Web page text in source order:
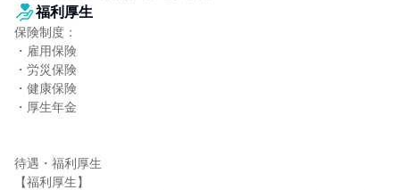
福利厚生
保険制度：
・雇用保険
・労災保険
・健康保険
・厚生年金
待遇・福利厚生
【福利厚生】